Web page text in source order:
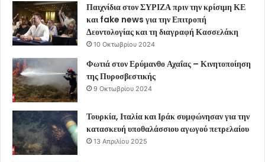
Παιχνίδια στον ΣΥΡΙΖΑ πριν την κρίσιμη ΚΕ
και fake news για την Επιτροπή
Δεοντολογίας και τη διαγραφή Κασσελάκη
10 Οκτωβρίου 2024
Φωτιά στον Ερύμανθο Αχαΐας – Κινητοποίηση
της Πυροσβεστικής
9 Οκτωβρίου 2024
Τουρκία, Ιταλία και Ιράκ συμφώνησαν για την
κατασκευή υποθαλάσσιου αγωγού πετρελαίου
13 Απριλίου 2025